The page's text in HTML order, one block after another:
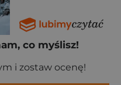
co myślisz!
i zostaw ocenę!